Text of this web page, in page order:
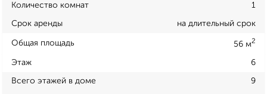
Количество комнат 1
Срок аренды на длительный срок
Общая площадь 56 м2
Этаж 6
Всего этажей в доме 9